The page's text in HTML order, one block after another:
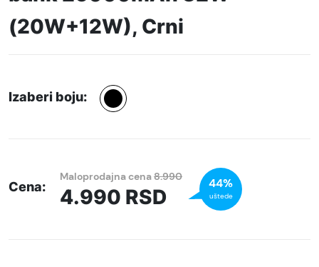
(20W+12W), Crni
Izaberi boju:
Cena:
Maloprodajna cena8.990
4.990 RSD
44%
uštede